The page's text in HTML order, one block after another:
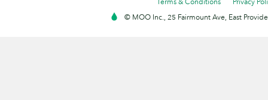
© MOO Inc., 25 Fairmount Ave, East